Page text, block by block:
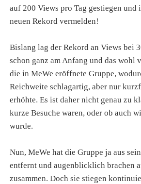
auf 200 Views pro Tag gestiegen und
neuen Rekord vermelden!
Bislang lag der Rekord an Views bei
schon ganz am Anfang und das wohl
die in MeWe eröffnete Gruppe,
Reichweite schlagartig, aber nur
erhöhte. Es ist daher nicht genau zu
kurze Besuche waren, oder ob auch
wurde.
Nun, MeWe hat die Gruppe ja aus
entfernt und augenblicklich brachen
zusammen. Doch sie stiegen